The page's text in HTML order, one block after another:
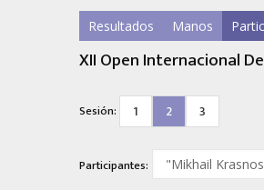
Resultados Manos
XII Open Internacional
Sesión: 1 2 3
Participantes: